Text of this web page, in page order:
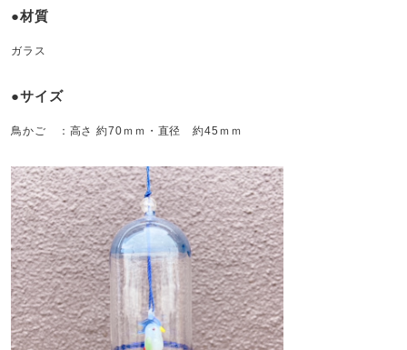
●材質
ガラス
●サイズ
鳥かご ：高さ 約70ｍｍ・直径 約45ｍｍ